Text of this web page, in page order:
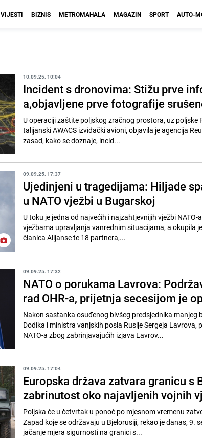
VIJESTI BIZNIS METROMAHALA MAGAZIN SPORT AUTO-
10.09.25. 10:04
Incident s dronovima: Stižu prve
a,objavljene prve fotografije
U operaciji zaštite poljskog zračnog prostora, uz poljske
talijanski AWACS izviđački avioni, objavila je agencija
zasad, kako se doznaje, incid...
09.09.25. 17:37
Ujedinjeni u tragedijama: Hiljade
u NATO vježbi u Bugarskoj
U toku je jedna od najvećih i najzahtjevnijih vježbi
vježbama upravljanja vanrednim situacijama, a okupila
članica Alijanse te 18 partnera,...
09.09.25. 17:32
NATO o porukama Lavrova:
rad OHR-a, prijetnja secesijom je
Nakon sastanka osuđenog bivšeg predsjednika
Dodika i ministra vanjskih posla Rusije Sergeja
NATO-a zbog zabrinjavajućih izjava Lavrov...
09.09.25. 17:04
Europska država zatvara granicu s
zabrinutost oko najavljenih vojnih
Poljska će u četvrtak u ponoć po mjesnom vremenu
Zapad koje se održavaju u Bjelorusiji, rekao je danas, 9.
jačanje mjera sigurnosti na granici s...